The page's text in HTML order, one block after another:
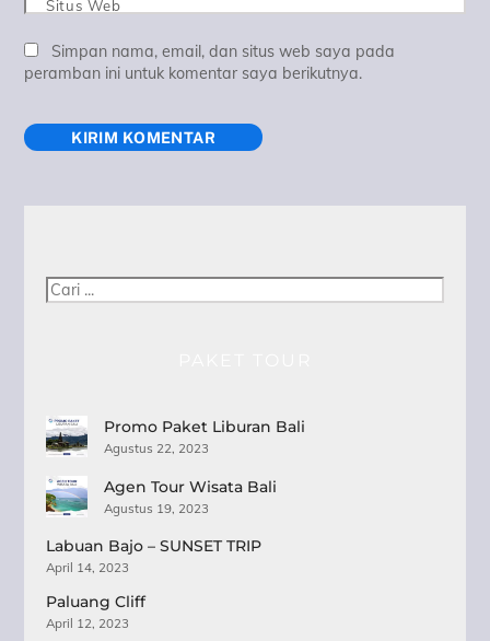
Situs Web
Simpan nama, email, dan situs web saya pada
peramban ini untuk komentar saya berikutnya.
Cari
Promo Paket Liburan Bali
Agustus 22, 2023
Agen Tour Wisata Bali
Agustus 19, 2023
Labuan Bajo – SUNSET TRIP
April 14, 2023
Paluang Cliff
April 12, 2023